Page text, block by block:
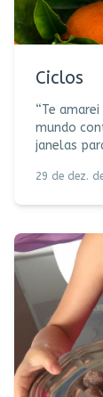
Ciclos
“Te amarei
mundo
janelas
se
e Roberta
pois. E você? Com que música se despede de 2025? O
que fará
29 de dez.